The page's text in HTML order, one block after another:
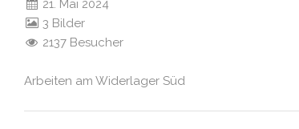
21. Mai 2024
3 Bilder
2137 Besucher
Arbeiten am Widerlager Süd